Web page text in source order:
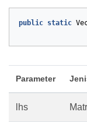
public static
Parameter
lhs